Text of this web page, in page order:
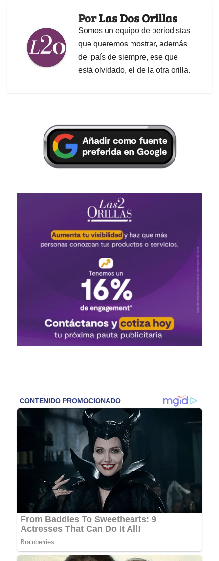
PorLas Dos Orillas
Somos un equipo de periodistas
que queremos mostrar, además
del país de siempre, ese que
está olvidado, el de la otra orilla.